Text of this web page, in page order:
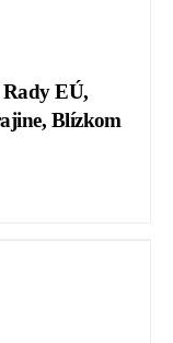
Rady EÚ,
Blízkom